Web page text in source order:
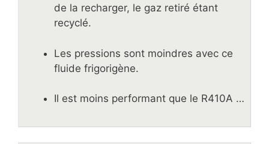
de la recharger, le gaz retiré étant
recyclé.
Les pressions sont moindres avec ce
fluide frigorigène.
Il est moins performant que le R410A …